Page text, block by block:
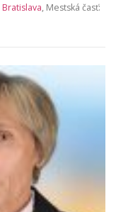
Bratislava, Mestská časť: